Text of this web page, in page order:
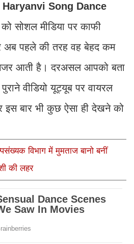
Song Dance
सोशल मीडिया पर काफी
अब पहले की तरह वह बेहद कम
नजर आती है। दरअसल आपको बता
वीडियो यूट्यूब पर वायरल
बार भी कुछ ऐसा ही देखने को
विभाग में मुमताज बानो बनीं
की लहर